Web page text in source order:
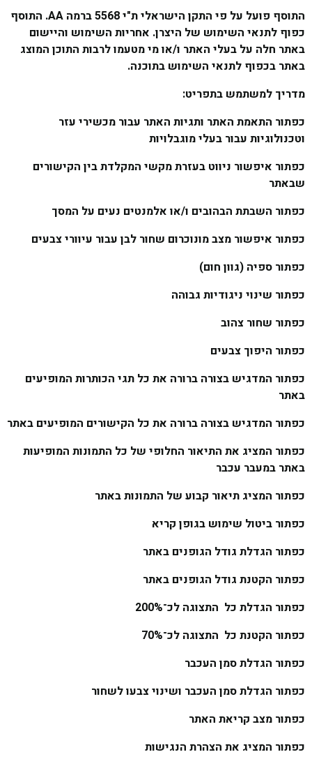
התוסף פועל על פי התקן הישראלי ת"י 5568 ברמה AA. התוסף
כפוף לתנאי השימוש של היצרן. אחריות השימוש והיישום
באתר חלה על בעלי האתר ו/או מי מטעמו לרבות התוכן המוצג
באתר בכפוף לתנאי השימוש בתוכנה.
מדריך למשתמש בתפריט:
כפתור התאמת האתר ותגיות האתר עבור מכשירי עזר
וטכנולוגיות עבור בעלי מוגבלויות
כפתור איפשור ניווט בעזרת מקשי המקלדת בין הקישורים
שבאתר
כפתור השבתת הבהובים ו/או אלמנטים נעים על המסך
כפתור איפשור מצב מונוכרום שחור לבן עבור עיוורי צבעים
כפתור ספיה (גוון חום)
כפתור שינוי ניגודיות גבוהה
כפתור שחור צהוב
כפתור היפוך צבעים
כפתור המדגיש בצורה ברורה את כל תגי הכותרות המופיעים
באתר
כפתור המדגיש בצורה ברורה את כל הקישורים המופיעים באתר
כפתור המציג את התיאור החלופי של כל התמונות המופיעות
באתר במעבר עכבר
כפתור המציג תיאור קבוע של התמונות באתר
כפתור ביטול שימוש בגופן קריא
כפתור הגדלת גודל הגופנים באתר
כפתור הקטנת גודל הגופנים באתר
כפתור הגדלת כל התצוגה לכ־200%
כפתור הקטנת כל התצוגה לכ־70%
כפתור הגדלת סמן העכבר
כפתור הגדלת סמן העכבר ושינוי צבעו לשחור
כפתור מצב קריאת האתר
כפתור המציג את הצהרת הנגישות